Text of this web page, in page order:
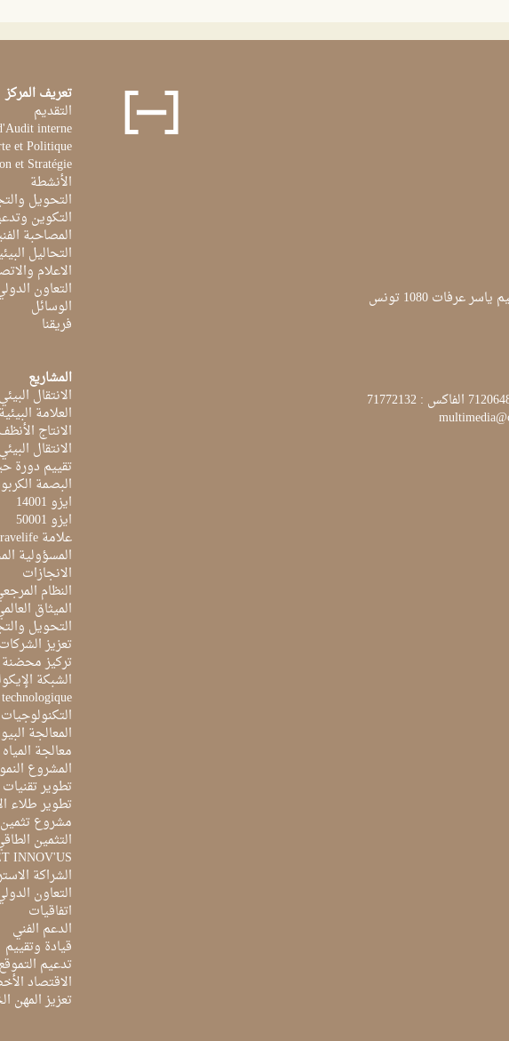
عرفات 1080 تونس
تعريف المركز
التقديم
interne
et Politique
et Stratégie
الأنشطة
التحويل
التكوين
المصاحبة
التحاليل
الاعلام
التعاون
الوسائل
فريقنا
المشاريع
الانتقال البيئي
العلامة
الانتاج الأنظف
الانتقال البيئي
تقييم دورة
البصمة
ايزو 14001
ايزو 50001
علامة Travelife
المسؤولية
الانجازات
النظام
الميثاق
التحويل
تعزيز
تركيز
الشبكة
المعالجة
معالجة
المشروع
تطوير
تطوير طلاء
مشروع تثمين
التثمين
INNOV'US
الشراكة
التعاون
اتفاقيات
الدعم الفني
قيادة وتقييم
تدعيم
الاقتصاد
تعزيز المهن